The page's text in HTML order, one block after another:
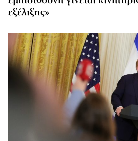
εξέλιξης»